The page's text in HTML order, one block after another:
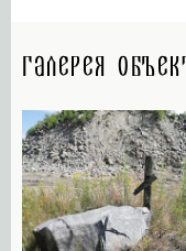
Галерея